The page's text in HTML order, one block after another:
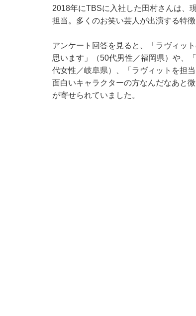
2018年にTBSに入社した田村さんは、
担当。多くのお笑い芸人が出演する特
アンケート回答を見ると、「ラヴィッ
思います」（50代男性／福岡県）や、
代女性／岐阜県）、「ラヴィットを担
面白いキャラクターの方なんだなあと
が寄せられていました。